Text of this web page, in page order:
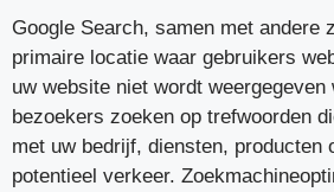
Google Search, samen met andere
primaire locatie waar gebruikers
uw website niet wordt weergegeven
bezoekers zoeken op trefwoorden
met uw bedrijf, diensten, producten
potentieel verkeer.